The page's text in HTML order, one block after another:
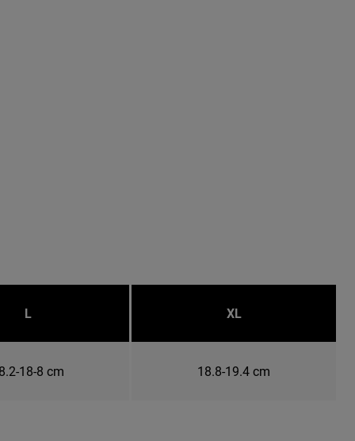
L XL
18-8 cm 18.8-19.4 cm